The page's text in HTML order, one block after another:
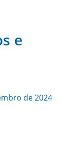
e
de 2024